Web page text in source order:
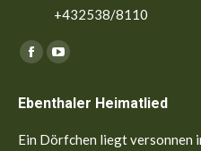
+432538/8110
Finden Sie uns auf:
Facebook
opens
in
YouTube
opens
in
Ebenthaler Heimatlied
Ein Dörfchen liegt versonnen